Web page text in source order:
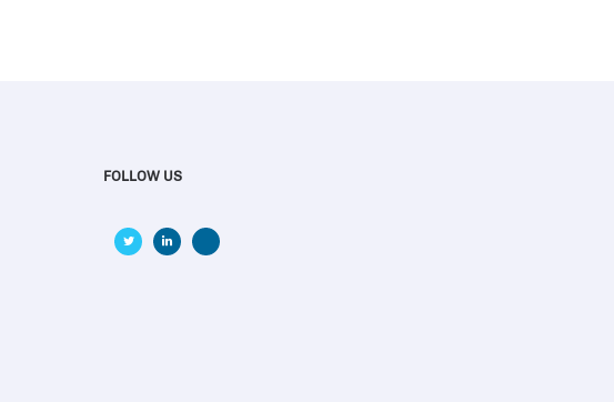
FOLLOW US